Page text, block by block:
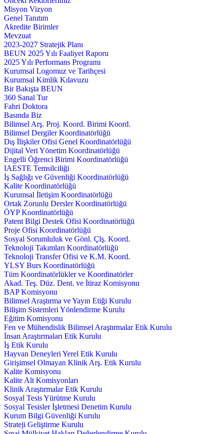
Misyon Vizyon
Genel Tanıtım
Akredite Birimler
Mevzuat
2023-2027 Stratejik Planı
BEUN 2025 Yılı Faaliyet Raporu
2025 Yılı Performans Programı
Kurumsal Logomuz ve Tarihçesi
Kurumsal Kimlik Kılavuzu
Bir Bakışta BEUN
360 Sanal Tur
Fahri Doktora
Basında Biz
Bilimsel Arş. Proj. Koord. Birimi Koord.
Bilimsel Dergiler Koordinatörlüğü
Dış İlişkiler Ofisi Genel Koordinatörlüğü
Dijital Veri Yönetim Koordinatörlüğü
Engelli Öğrenci Birimi Koordinatörlüğü
IAESTE Temsilciliği
İş Sağlığı ve Güvenliği Koordinatörlüğü
Kalite Koordinatörlüğü
Kurumsal İletişim Koordinatörlüğü
Ortak Zorunlu Dersler Koordinatörlüğü
ÖYP Koordinatörlüğü
Patent Bilgi Destek Ofisi Koordinatörlüğü
Proje Ofisi Koordinatörlüğü
Sosyal Sorumluluk ve Gönl. Çlş. Koord.
Teknoloji Takımları Koordinatörlüğü
Teknoloji Transfer Ofisi ve K.M. Koord.
YLSY Burs Koordinatörlüğü
Tüm Koordinatörlükler ve Koordinatörler
Akad. Teş. Düz. Dent. ve İtiraz Komisyonu
BAP Komisyonu
Bilimsel Araştırma ve Yayın Etiği Kurulu
Bilişim Sistemleri Yönlendirme Kurulu
Eğitim Komisyonu
Fen ve Mühendislik Bilimsel Araştırmalar Etik Kurulu
İnsan Araştırmaları Etik Kurulu
İş Etik Kurulu
Hayvan Deneyleri Yerel Etik Kurulu
Girişimsel Olmayan Klinik Arş. Etik Kurulu
Kalite Komisyonu
Kalite Alt Komisyonları
Klinik Araştırmalar Etik Kurulu
Sosyal Tesis Yürütme Kurulu
Sosyal Tesisler İşletmesi Denetim Kurulu
Kurum Bilgi Güvenliği Kurulu
Strateji Geliştirme Kurulu